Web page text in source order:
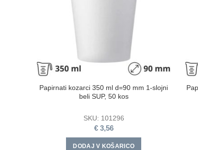
Papirnati kozarci 350 ml d=90 mm 1-slojni
beli SUP, 50 kos
SKU: 101296
€ 3,56
DODAJ V KOŠARICO